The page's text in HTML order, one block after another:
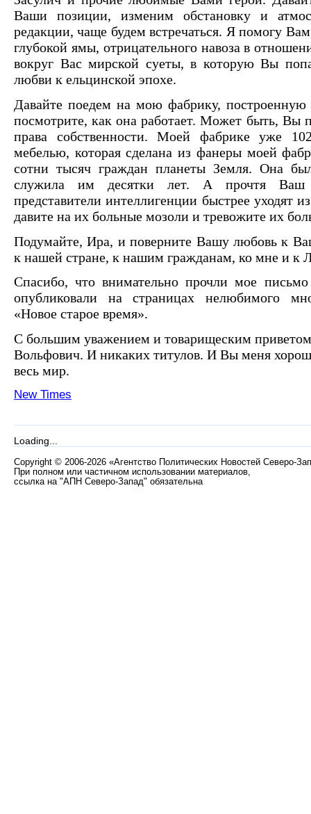
Ваши позиции, изменим обстановку и
редакции, чаще будем встречаться. Я помогу
глубокой ямы, отрицательного навоза в
вокруг Вас мирской суеты, в которую Вы
любви к ельцинской эпохе.
Давайте поедем на мою фабрику,
посмотрите, как она работает. Может быть, Вы
права собственности. Моей фабрике уже
мебелью, которая сделана из фанеры моей
сотни тысяч граждан планеты Земля. Она
служила им десятки лет. А прочтя Ваш
представители интеллигенции быстрее уходят
давите на их больные мозоли и тревожите их
Подумайте, Ира, и поверните Вашу любовь к
к нашей стране, к нашим гражданам, ко мне и
Спасибо, что внимательно прочли мое
опубликовали на страницах нелюбимого
«Новое старое время».
С большим уважением и товарищеским
Вольфович. И никаких титулов. И Вы меня
весь мир.
New Times
Loading...
Copyright © 2006-2026 «Агентство Политических Новостей Северо-
При полном или частичном использовании материалов,
ссылка на "АПН Северо-Запад" обязательна